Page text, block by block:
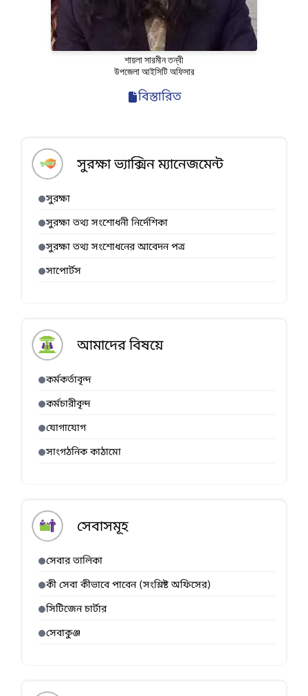
শায়লা সারমীন তন্বী
উপজেলা আইসিটি অফিসার
বিস্তারিত
সুরক্ষা ভ্যাক্সিন ম্যানেজমেন্ট
সুরক্ষা
সুরক্ষা তথ্য সংশোধনী নির্দেশিকা
সুরক্ষা তথ্য সংশোধনের আবেদন পত্র
সাপোর্টস
আমাদের বিষয়ে
কর্মকর্তাবৃন্দ
কর্মচারীবৃন্দ
যোগাযোগ
সাংগঠনিক কাঠামো
সেবাসমূহ
সেবার তালিকা
কী সেবা কীভাবে পাবেন (সংশ্লিষ্ট অফিসের)
সিটিজেন চার্টার
সেবাকুঞ্জ